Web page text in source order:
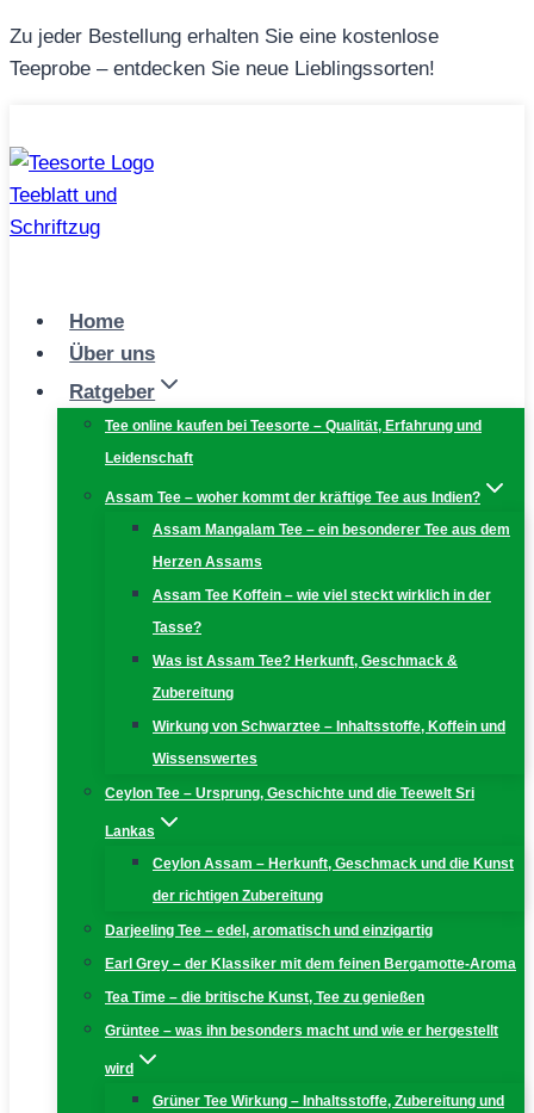
Zum
Inhalt
Zu jeder Bestellung erhalten Sie eine kostenlose
Teeprobe – entdecken Sie neue Lieblingssorten!
Home
Über uns
Ratgeber
Tee online kaufen bei Teesorte – Qualität, Erfahrung und
Leidenschaft
Assam Tee – woher kommt der kräftige Tee aus Indien?
Assam Mangalam Tee – ein besonderer Tee aus dem
Herzen Assams
Assam Tee Koffein – wie viel steckt wirklich in der
Tasse?
Was ist Assam Tee? Herkunft, Geschmack &
Zubereitung
Wirkung von Schwarztee – Inhaltsstoffe, Koffein und
Wissenswertes
Ceylon Tee – Ursprung, Geschichte und die Teewelt Sri
Lankas
Ceylon Assam – Herkunft, Geschmack und die Kunst
der richtigen Zubereitung
Darjeeling Tee – edel, aromatisch und einzigartig
Earl Grey – der Klassiker mit dem feinen Bergamotte-Aroma
Tea Time – die britische Kunst, Tee zu genießen
Grüntee – was ihn besonders macht und wie er hergestellt
wird
Grüner Tee Wirkung – Inhaltsstoffe, Zubereitung und